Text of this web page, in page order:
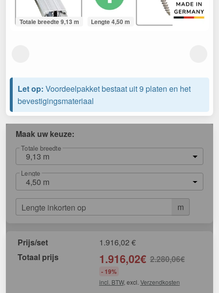
Totale breedte 9,13 m Lengte 4,50 m
Let op: Voordeelpakket bestaat uit 9 platen en het
bevestigingsmateriaal
Maak uw keuze:
Totale breedte
9,13 m
Lengte
4,50 m
m
Lengte inkorten op
Prijs/set 1.916,02 €
Totaal prijs
1.916,02€ 2.280,06€
- 19%
incl. BTW, excl. Verzendkosten